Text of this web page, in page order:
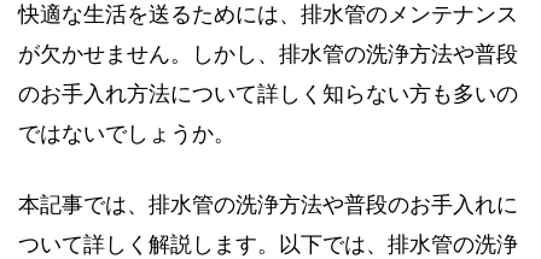
快適な生活を送るためには、排水管のメンテナンス
が欠かせません。しかし、排水管の洗浄方法や普段
のお手入れ方法について詳しく知らない方も多いの
ではないでしょうか。
本記事では、排水管の洗浄方法や普段のお手入れに
ついて詳しく解説します。以下では、排水管の洗浄